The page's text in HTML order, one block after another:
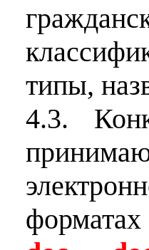
типы,
4.3.
форматах